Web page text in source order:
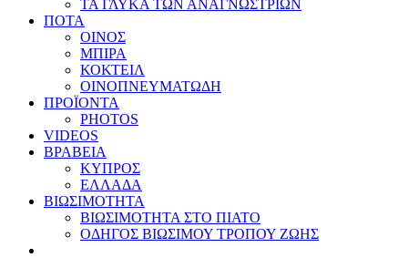
ΤΑ ΓΛΥΚΑ ΤΩΝ ΑΝΑΓΝΩΣΤΡΙΩΝ
ΠΟΤΑ
ΟΙΝΟΣ
ΜΠΙΡΑ
ΚΟΚΤΕΙΛ
ΟΙΝΟΠΝΕΥΜΑΤΩΔΗ
ΠΡΟΪΟΝΤΑ
PHOTOS
VIDEOS
ΒΡΑΒΕΙΑ
ΚΥΠΡΟΣ
ΕΛΛΑΔΑ
ΒΙΩΣΙΜΟΤΗΤΑ
ΒΙΩΣΙΜΟΤΗΤΑ ΣΤΟ ΠΙΑΤΟ
ΟΔΗΓΟΣ ΒΙΩΣΙΜΟΥ ΤΡΟΠΟΥ ΖΩΗΣ